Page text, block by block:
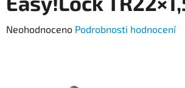
Průměrné
Neohodnoceno Podrobnosti hodnocení